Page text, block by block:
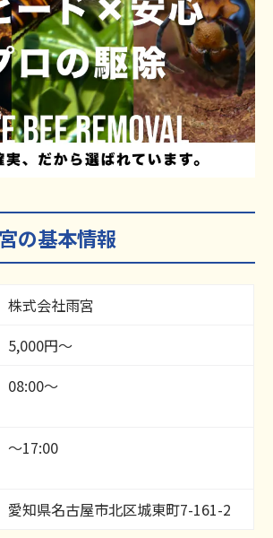
の基本情報
株式会社雨宮
5,000円～
08:00～
～17:00
愛知県名古屋市北区城東町7-161-2